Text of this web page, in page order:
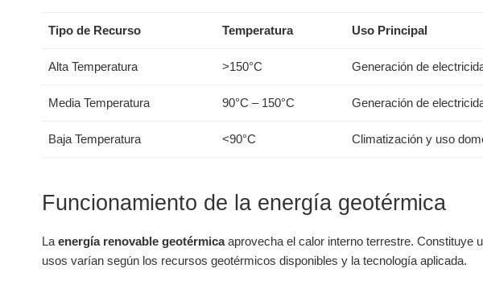
Tipo de Recurso Temperatura Uso Principal
Alta Temperatura >150°C Generación de
Media Temperatura 90°C – 150°C Generación de
Baja Temperatura <90°C Climatización y uso
Funcionamiento de la energía geotérmica
La energía renovable geotérmicaaprovecha el calor interno terrestre. Constituye
usos varían según los recursos geotérmicos disponibles y la tecnología aplicada.